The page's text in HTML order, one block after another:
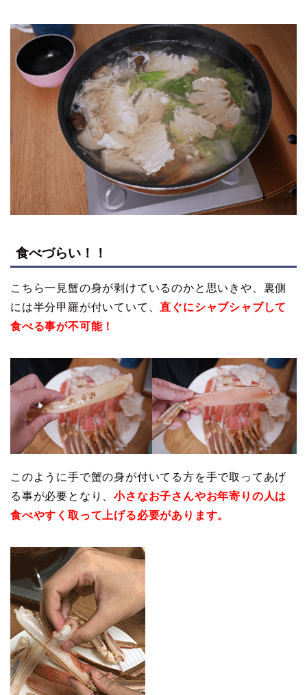
食べづらい！！
こちら一見蟹の身が剥けているのかと思いきや、裏側
には半分甲羅が付いていて、直ぐにシャブシャブして
食べる事が不可能！
このように手で蟹の身が付いてる方を手で取ってあげ
る事が必要となり、小さなお子さんやお年寄りの人は
食べやすく取って上げる必要があります。